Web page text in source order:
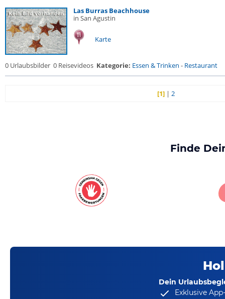
Las Burras Beachhouse
in San Agustin
Karte
0 Urlaubsbilder 0 Reisevideos Kategorie: Essen & Trinken - Restaurant
[1] |2
Finde
Dein
Exklusive